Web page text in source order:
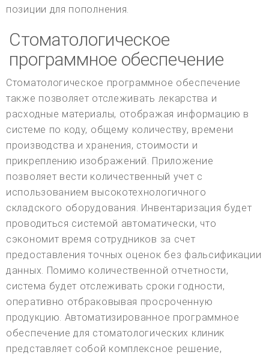
позиции для пополнения.
Стоматологическое
программное обеспечение
Стоматологическое программное обеспечение
также позволяет отслеживать лекарства и
расходные материалы, отображая информацию в
системе по коду, общему количеству, времени
производства и хранения, стоимости и
прикреплению изображений. Приложение
позволяет вести количественный учет с
использованием высокотехнологичного
складского оборудования. Инвентаризация будет
проводиться системой автоматически, что
сэкономит время сотрудников за счет
предоставления точных оценок без фальсификации
данных. Помимо количественной отчетности,
система будет отслеживать сроки годности,
оперативно отбраковывая просроченную
продукцию. Автоматизированное программное
обеспечение для стоматологических клиник
представляет собой комплексное решение,